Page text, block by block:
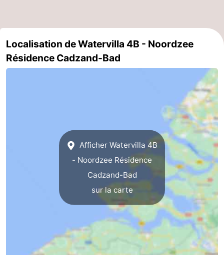
Cadzand-
Dorp
-
Retranchement
-
Blankenberge
Localisation de Watervilla 4B - Noordzee
Résidence Cadzand-Bad
Afficher Watervilla 4B
- Noordzee Résidence
Cadzand-Bad
sur la carte